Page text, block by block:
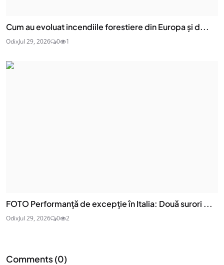
Cum au evoluat incendiile forestiere din Europa și d...
OdixJul 29, 2026 0 1
FOTO Performanță de excepție în Italia: Două surori ...
OdixJul 29, 2026 0 2
Comments (0)